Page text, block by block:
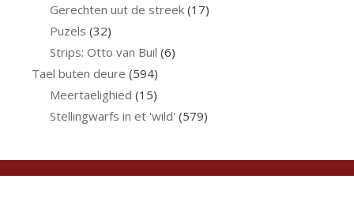
Gerechten uut de streek(17)
Puzels (32)
Strips: Otto van Buil (6)
Tael buten deure (594)
Meertaelighied (15)
Stellingwarfs in et 'wild' (579)